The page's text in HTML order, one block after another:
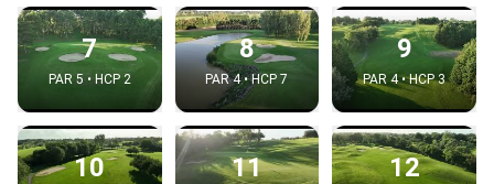
7
PAR 5 • HCP 2
8
PAR 4 • HCP 7
9
PAR 4 • HCP 3
10 11 12